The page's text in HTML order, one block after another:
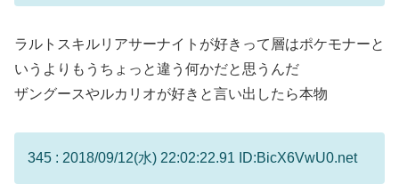
ラルトスキルリアサーナイトが好きって層はポケモナーと
いうよりもうちょっと違う何かだと思うんだ
ザングースやルカリオが好きと言い出したら本物
345 : 2018/09/12(水) 22:02:22.91 ID:BicX6VwU0.net